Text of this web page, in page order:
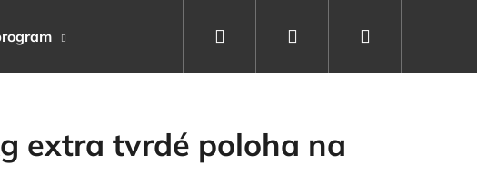
Dárkové poukazy Vše o spánku
Přihlášení
extra tvrdé poloha na